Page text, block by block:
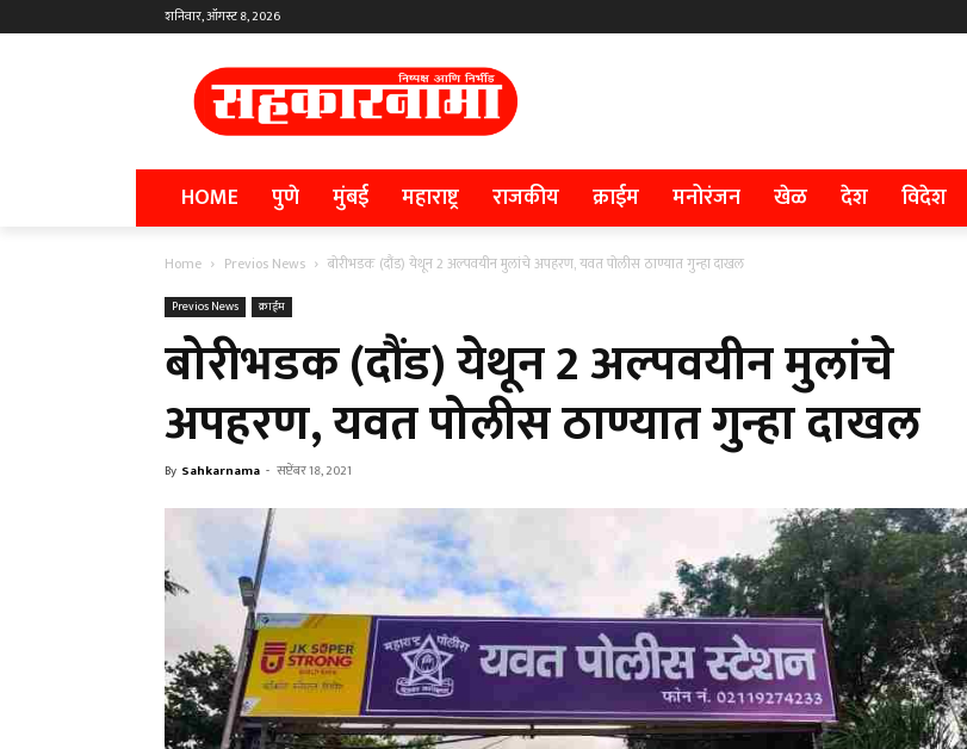
शनिवार, ऑगस्ट 8, 2026
HOME पुणे मुंबई महाराष्ट्र राजकीय क्राईम मनोरंजन खेळ देश विदेश
Home Previos News बोरीभडक (दौंड) येथून 2 अल्पवयीन मुलांचे अपहरण, यवत पोलीस ठाण्यात गुन्हा दाखल
Previos News क्राईम
बोरीभडक (दौंड) येथून 2 अल्पवयीन मुलांचे
अपहरण, यवत पोलीस ठाण्यात गुन्हा दाखल
By Sahkarnama - सप्टेंबर 18, 2021